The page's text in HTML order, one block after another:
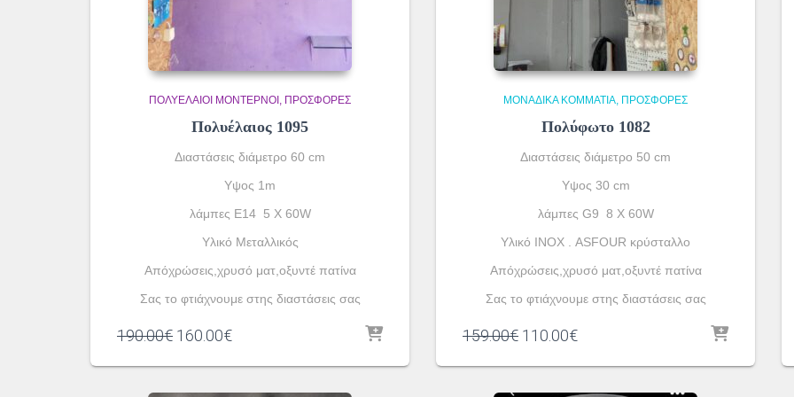
ΠΟΛΥΈΛΑΙΟΙ ΜΟΝΤΈΡΝΟΙ ΠΡΟΣΦΟΡΕΣ
Πολυέλαιος 1095
Διαστάσεις διάμετρο 60 cm
Υψος 1m
λάμπες Ε14 5 X 60W
Yλικό Μεταλλικός
Απόχρώσεις,χρυσό ματ,οξυντέ πατίνα
Σας το φτιάχνουμε στης διαστάσεις σας
190.00€ Original
was:
190.00€.
160.00€Η
τιμή
είναι:
ΜΟΝΆΔΙΚΑ ΚΟΜΜΆΤΙΑ ΠΡΟΣΦΟΡΕΣ
Πολύφωτο 1082
Διαστάσεις διάμετρο 50 cm
Υψος 30 cm
λάμπες G9 8 X 60W
Yλικό ΙΝΟΧ . ASFOUR κρύσταλλο
Απόχρώσεις,χρυσό ματ,οξυντέ πατίνα
Σας το φτιάχνουμε στης διαστάσεις σας
159.00€ Original
was:
159.00€.
110.00€Η
τιμή
είναι: